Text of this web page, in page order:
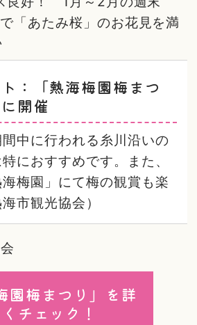
「あたみ桜」のお花見を満
：「熱海梅園梅まつ
開催
中に行われる糸川沿いの
におすすめです。また、
梅園」にて梅の観賞も楽
市観光協会）
園梅まつり」を詳
チェック！